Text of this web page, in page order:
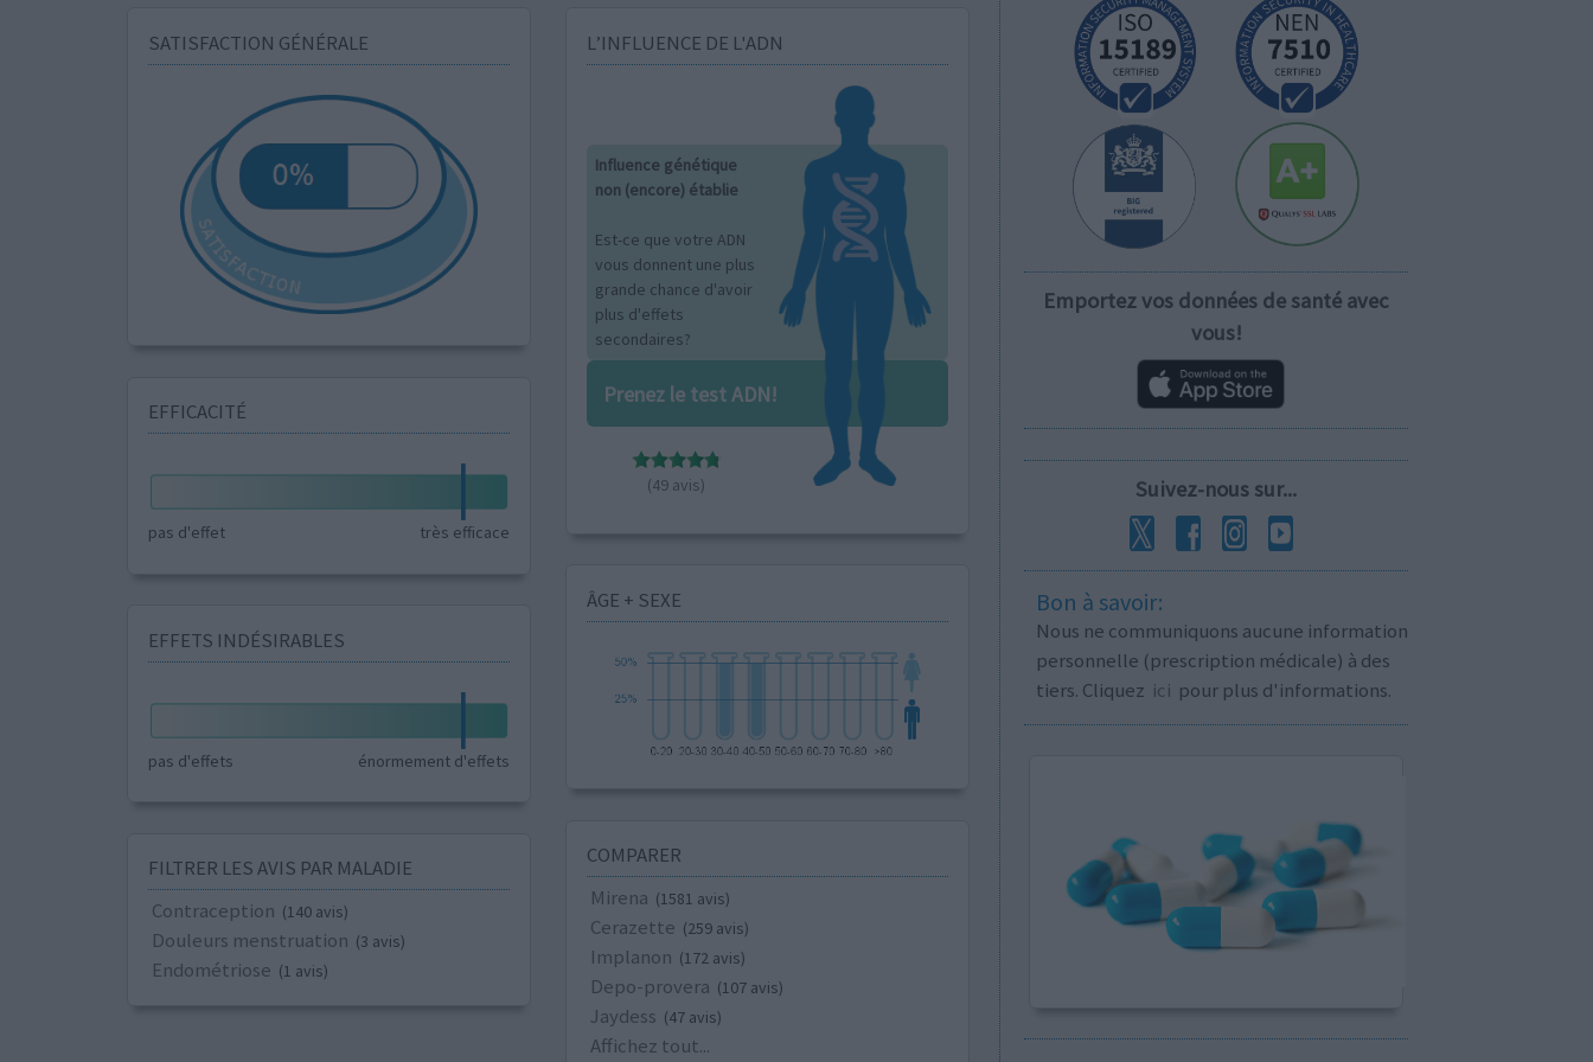
SATISFACTION GÉNÉRALE
EFFICACITÉ
pas d'effet très efficace
EFFETS INDÉSIRABLES
pas d'effets énormement d'effets
FILTRER LES AVIS PAR MALADIE
Contraception (140 avis)
Douleurs menstruation (3 avis)
Endométriose (1 avis)
L’INFLUENCE DE L'ADN
Influence génétique
non (encore) établie
Est-ce que votre ADN
vous donnent une plus
grande chance d'avoir
plus d'effets
secondaires?
Prenez le test ADN!
(49 avis)
ÂGE + SEXE
COMPARER
Mirena (1581 avis)
Cerazette (259 avis)
Implanon (172 avis)
Depo-provera (107 avis)
Jaydess (47 avis)
Affichez tout...
Emportez vos données de santé avec
vous!
Suivez-nous sur...
Bon à savoir:
Nous ne communiquons aucune information
personnelle (prescription médicale) à des
tiers. Cliquez ici pour plus d'informations.